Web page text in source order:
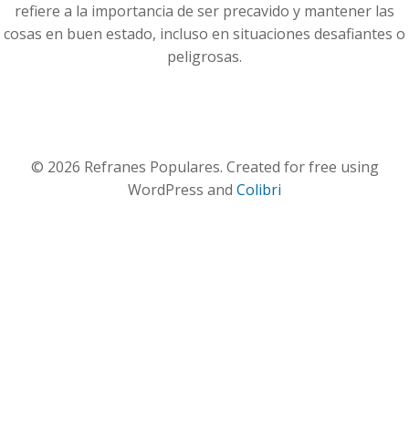
refiere a la importancia de ser precavido y mantener las
cosas en buen estado, incluso en situaciones desafiantes o
peligrosas.
© 2026 Refranes Populares. Created for free using
WordPress and Colibri